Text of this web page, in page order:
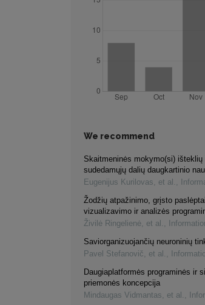
We recommend
Skaitmeninės mokymo(si)
sudedamųjų dalių daugkartinio
Eugenijus Kurilovas, et al. ,
Žodžių atpažinimo, grįsto
vizualizavimo ir analizės
Živilė Ringelienė, et al. ,
Saviorganizuojančių neuroninių
Pavel Stefanovič, et al. ,
Daugiaplatformės programinės ir
priemonės koncepcija
Mindaugas Vidmantas, et al. ,